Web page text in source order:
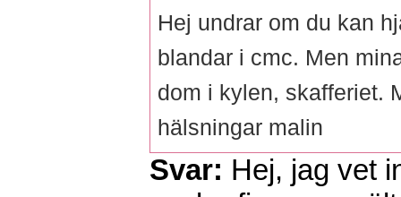
Hej undrar om du kan
blandar i cmc. Men
dom i kylen, skafferiet.
hälsningar malin
Svar: Hej, jag vet